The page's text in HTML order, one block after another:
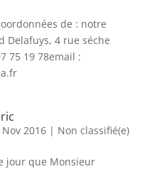
de : notre
Delafuys, 4 rue séche
75 19 78email :
Nov 2016| Non classifié(e)
jour que Monsieur